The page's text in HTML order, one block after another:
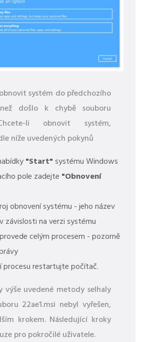
systém do předchozího
došlo k chybě souboru
li obnovit systém,
níže uvedených pokynů
"Start"systému Windows
pole zadejte "Obnovení
obnovení systému - jeho název
závislosti na verzi systému
celým procesem - pozorně
procesu restartujte počítač.
výše uvedené metody selhaly
22ae1.msi nebyl vyřešen,
krokem. Následující kroky
pro pokročilé uživatele.